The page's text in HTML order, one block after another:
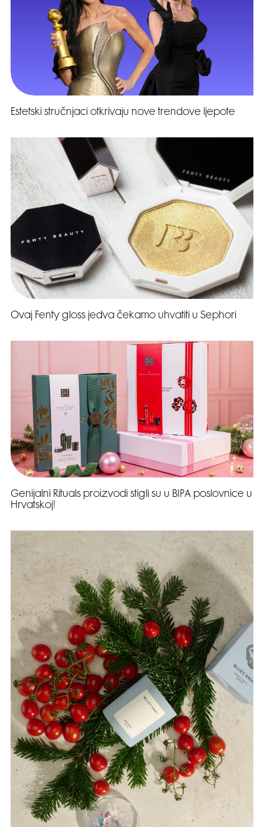
Estetski stručnjaci otkrivaju nove trendove ljepote
Ovaj Fenty gloss jedva čekamo uhvatiti u Sephori
Genijalni Rituals proizvodi stigli su u BIPA poslovnice u
Hrvatskoj!